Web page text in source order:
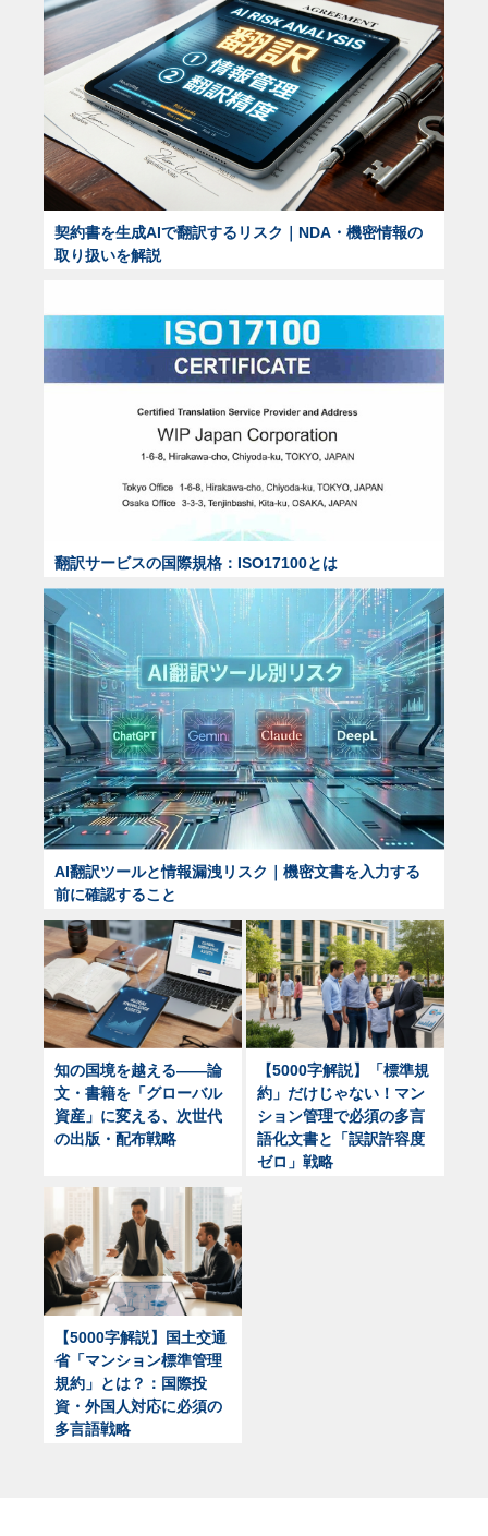
契約書を生成AIで翻訳するリスク｜NDA・機密情報の
取り扱いを解説
翻訳サービスの国際規格：ISO17100とは
AI翻訳ツールと情報漏洩リスク｜機密文書を入力する
前に確認すること
知の国境を越える——論
文・書籍を「グローバル
資産」に変える、次世代
の出版・配布戦略
【5000字解説】「標準規
約」だけじゃない！マン
ション管理で必須の多言
語化文書と「誤訳許容度
ゼロ」戦略
【5000字解説】国土交通
省「マンション標準管理
規約」とは？：国際投
資・外国人対応に必須の
多言語戦略